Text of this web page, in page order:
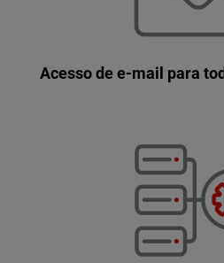
Acesso de e-mail para